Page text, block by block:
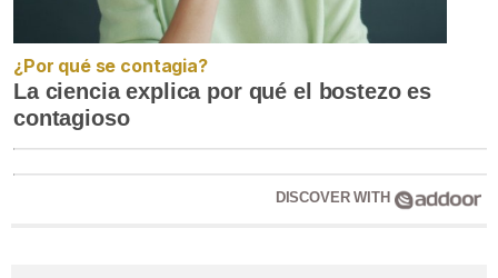
¿Por qué se contagia?
La ciencia explica por qué el bostezo es
contagioso
DISCOVER WITH